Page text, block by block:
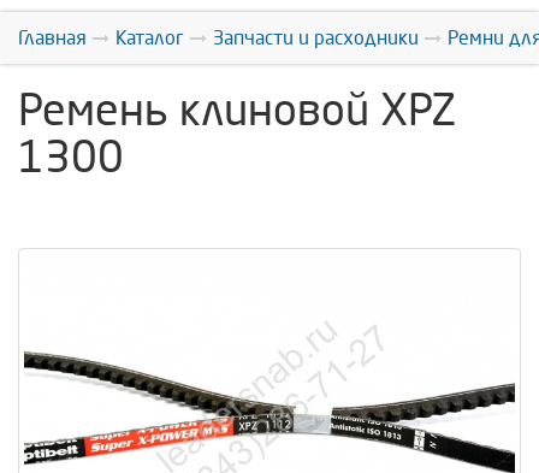
Главная Каталог Запчасти и расходники Ремни
Ремень клиновой XPZ
1300